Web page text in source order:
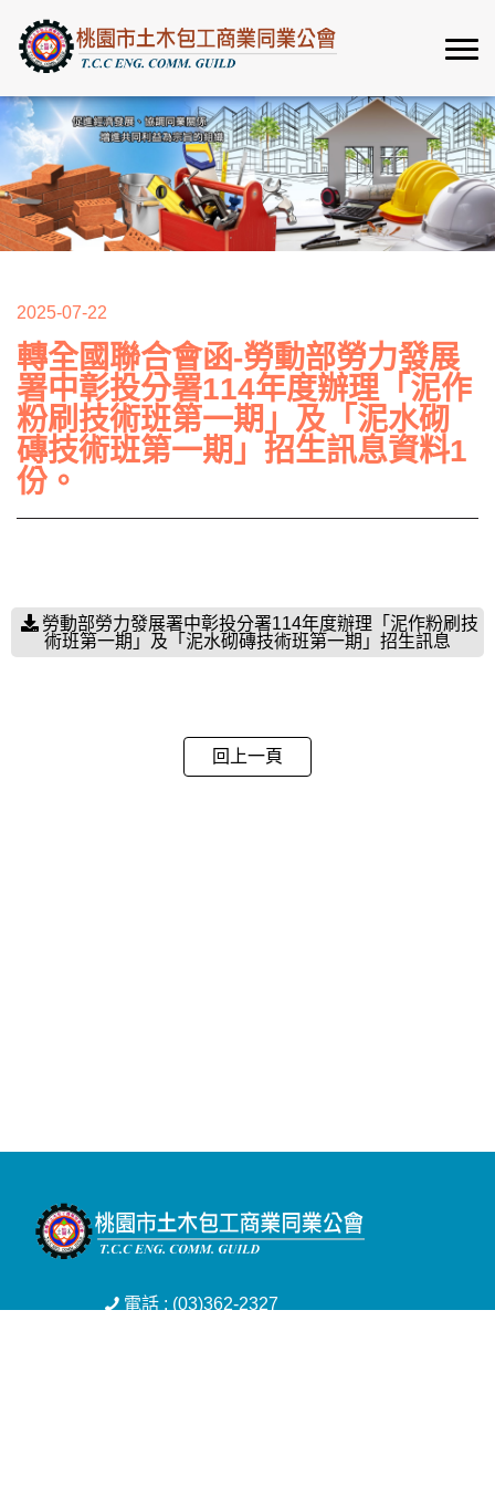
2025-07-22
轉全國聯合會函-勞動部勞力發展
署中彰投分署114年度辦理「泥作
粉刷技術班第一期」及「泥水砌
磚技術班第一期」招生訊息資料1
份。
勞動部勞力發展署中彰投分署114年度辦理「泥作粉刷技
術班第一期」及「泥水砌磚技術班第一期」招生訊息
回上一頁
電話 : (03)362-2327